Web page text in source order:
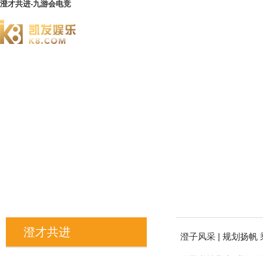
澄才共进-九游会电竞
澄才共进 澄子风采 | 规划扬帆